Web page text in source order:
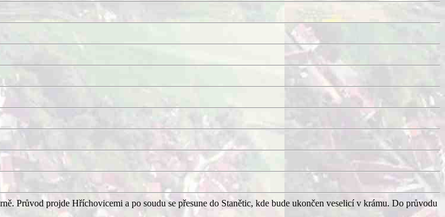
Průvod projde Hříchovicemi a po soudu se přesune do Stanětic, kde bude ukončen veselicí v krámu. Do průvodu